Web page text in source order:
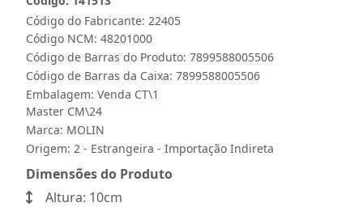
Código do Fabricante: 22405
Código NCM: 48201000
Código de Barras do Produto: 7899588005506
Código de Barras da Caixa: 7899588005506
Embalagem: Venda CT\1
Master CM\24
Marca: MOLIN
Origem: 2 - Estrangeira - Importação Indireta
Dimensões do Produto
Altura: 10cm